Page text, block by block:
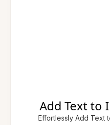
Add Text to
Effortlessly Add Text